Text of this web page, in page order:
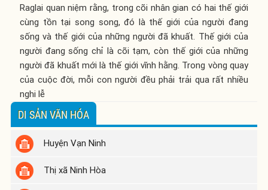
Raglai quan niệm rằng, trong cõi nhân gian có hai thế giới
cùng tồn tại song song, đó là thế giới của người đang
sống và thế giới của những người đã khuất. Thế giới của
người đang sống chỉ là cõi tạm, còn thế giới của những
người đã khuất mới là thế giới vĩnh hằng. Trong vòng quay
của cuộc đời, mỗi con người đều phải trải qua rất nhiều
nghi lễ
DI SẢN VĂN HÓA
Huyện Vạn Ninh
Thị xã Ninh Hòa